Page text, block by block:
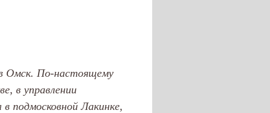
Омск. По-настоящему
в управлении
подмосковной Лакинке,